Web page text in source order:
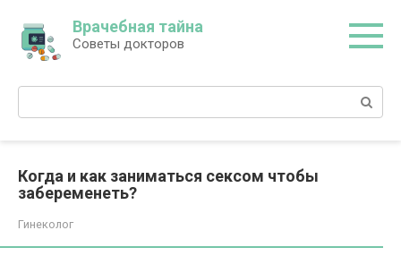
контенту
Врачебная тайна
Советы докторов
Поиск:
Когда и как заниматься сексом чтобы
забеременеть?
Гинеколог